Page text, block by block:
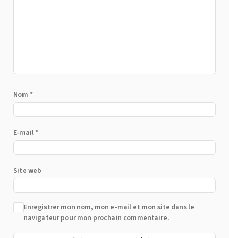
Nom *
E-mail *
Site web
Enregistrer mon nom, mon e-mail et mon site dans le
navigateur pour mon prochain commentaire.